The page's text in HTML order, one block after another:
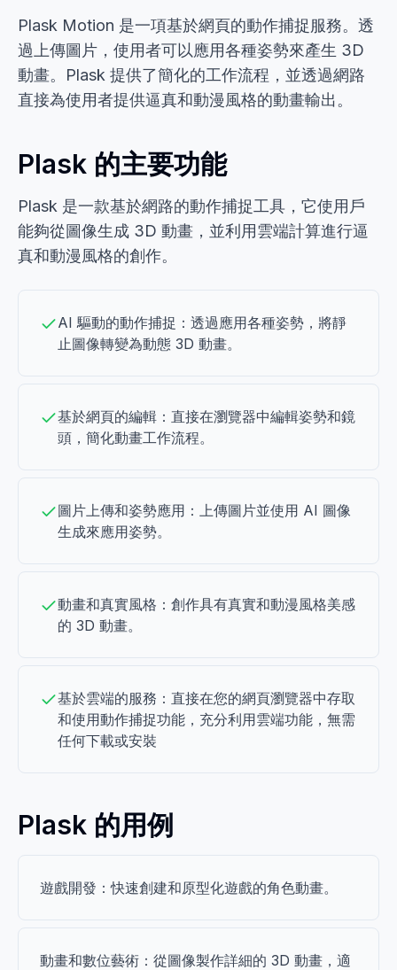
Plask Motion 是一項基於網頁的動作捕捉服務。透
過上傳圖片，使用者可以應用各種姿勢來產生 3D
動畫。Plask 提供了簡化的工作流程，並透過網路
直接為使用者提供逼真和動漫風格的動畫輸出。
Plask 的主要功能
Plask 是一款基於網路的動作捕捉工具，它使用戶
能夠從圖像生成 3D 動畫，並利用雲端計算進行逼
真和動漫風格的創作。
AI 驅動的動作捕捉：透過應用各種姿勢，將靜
止圖像轉變為動態 3D 動畫。
基於網頁的編輯：直接在瀏覽器中編輯姿勢和鏡
頭，簡化動畫工作流程。
圖片上傳和姿勢應用：上傳圖片並使用 AI 圖像
生成來應用姿勢。
動畫和真實風格：創作具有真實和動漫風格美感
的 3D 動畫。
基於雲端的服務：直接在您的網頁瀏覽器中存取
和使用動作捕捉功能，充分利用雲端功能，無需
任何下載或安裝
Plask 的用例
遊戲開發：快速創建和原型化遊戲的角色動畫。
動畫和數位藝術：從圖像製作詳細的 3D 動畫，適